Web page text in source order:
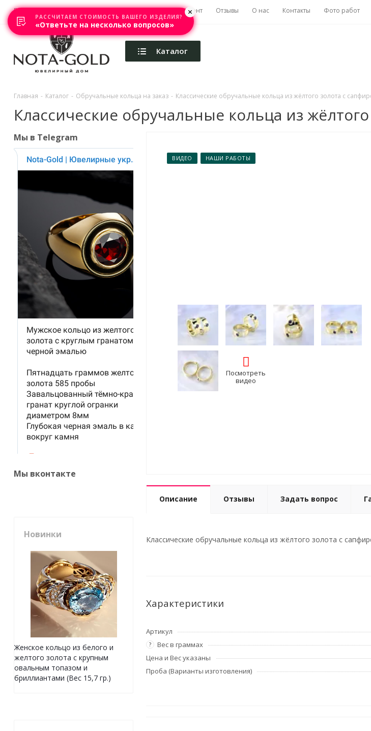
Главная Акции Каталоги Изготовление Ремонт Отзывы О нас Контакты Фото работ
Каталог
Главная - Каталог - Обручальные кольца на заказ - Классические обручальные кольца из жёлтого золота с
Классические обручальные кольца из
ВИДЕО НАШИ РАБОТЫ
Посмотреть
видео
Описание Отзывы Задать вопрос
Классические обручальные кольца из жёлтого золота с
Характеристики
Артикул
? Вес в граммах
Цена и Вес указаны
Проба (Варианты изготовления)
Мы в Telegram
Мы вконтакте
Новинки
Женское кольцо из белого и
желтого золота с крупным
овальным топазом и
бриллиантами (Вес 15,7 гр.)
РАССЧИТАЕМ СТОИМОСТЬ ВАШЕГО ИЗДЕЛИЯ?
«Ответьте на несколько вопросов»